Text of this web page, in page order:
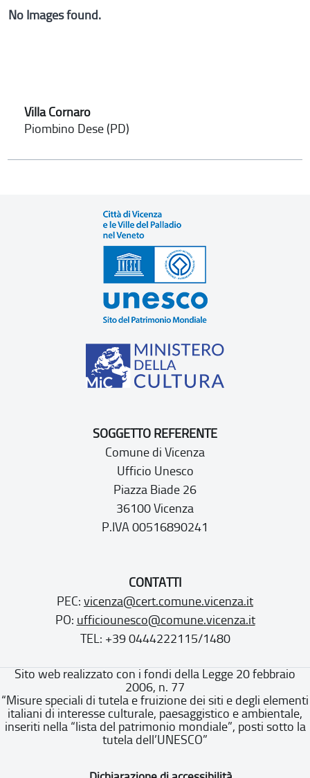
No Images found.
Villa Cornaro
Piombino Dese (PD)
SOGGETTO REFERENTE
Comune di Vicenza
Ufficio Unesco
Piazza Biade 26
36100 Vicenza
P.IVA 00516890241
CONTATTI
PEC: vicenza@cert.comune.vicenza.it
PO: ufficiounesco@comune.vicenza.it
TEL: +39 0444222115/1480
Sito web realizzato con i fondi della Legge 20 febbraio
2006, n. 77
“Misure speciali di tutela e fruizione dei siti e degli elementi
italiani di interesse culturale, paesaggistico e ambientale,
inseriti nella “lista del patrimonio mondiale”, posti sotto la
tutela dell’UNESCO”